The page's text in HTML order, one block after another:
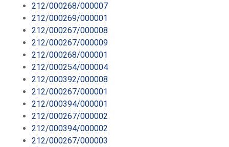
212/000268/000007
212/000269/000001
212/000267/000008
212/000267/000009
212/000268/000001
212/000254/000004
212/000392/000008
212/000267/000001
212/000394/000001
212/000267/000002
212/000394/000002
212/000267/000003